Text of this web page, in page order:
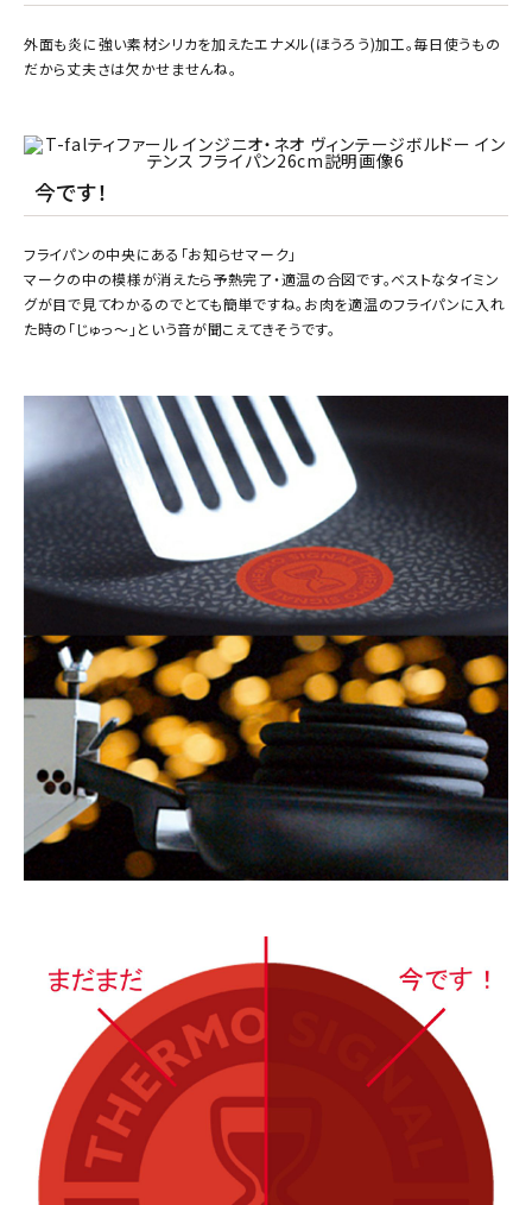
外面も炎に強い素材シリカを加えたエナメル(ほうろう)加工。毎日使うもの
だから丈夫さは欠かせませんね。
今です！
フライパンの中央にある「お知らせマーク」
マークの中の模様が消えたら予熱完了・適温の合図です。ベストなタイミン
グが目で見てわかるのでとても簡単ですね。お肉を適温のフライパンに入れ
た時の「じゅっ～」という音が聞こえてきそうです。